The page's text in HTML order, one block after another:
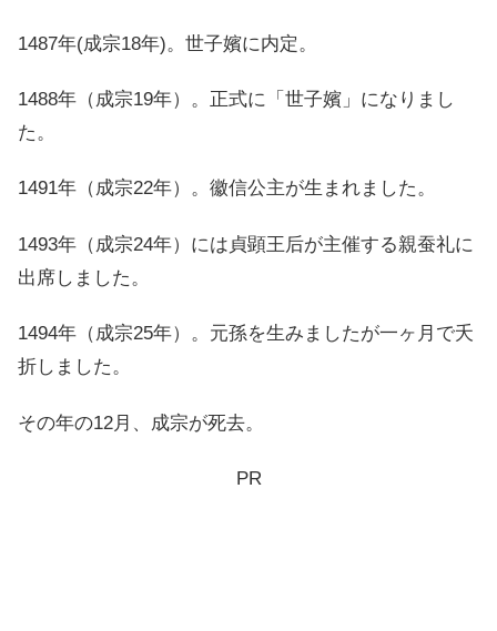
1487年(成宗18年)。世子嬪に内定。
1488年（成宗19年）。正式に「世子嬪」になりまし
た。
1491年（成宗22年）。徽信公主が生まれました。
1493年（成宗24年）には貞顕王后が主催する親蚕礼に
出席しました。
1494年（成宗25年）。元孫を生みましたが一ヶ月で夭
折しました。
その年の12月、成宗が死去。
PR